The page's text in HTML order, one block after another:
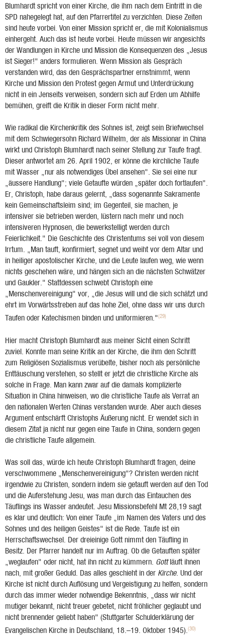
Blumhardt spricht von einer Kirche, die ihm nach dem Eintritt in die
SPD nahegelegt hat, auf den Pfarrertitel zu verzichten. Diese Zeiten
sind heute vorbei. Von einer Mission spricht er, die mit Kolonialismus
einhergeht. Auch das ist heute vorbei. Heute müssen wir angesichts
der Wandlungen in Kirche und Mission die Konsequenzen des „Jesus
ist Sieger!" anders formulieren. Wenn Mission als Gespräch
verstanden wird, das den Gesprächspartner ernstnimmt, wenn
Kirche und Mission den Protest gegen Armut und Unterdrückung
nicht in ein Jenseits verweisen, sondern sich auf Erden um Abhilfe
bemühen, greift die Kritik in dieser Form nicht mehr.
Wie radikal die Kirchenkritik des Sohnes ist, zeigt sein Briefwechsel
mit dem Schwiegersohn Richard Wilhelm, der als Missionar in China
wirkt und Christoph Blumhardt nach seiner Stellung zur Taufe fragt.
Dieser antwortet am 26. April 1902, er könne die kirchliche Taufe
mit Wasser „nur als notwendiges Übel ansehen". Sie sei eine nur
„äussere Handlung"; viele Getaufte würden „später doch fortlaufen".
Er, Christoph, habe daraus gelernt, „dass sogenannte Sakramente
kein Gemeinschaftsleim sind; im Gegenteil, sie machen, je
intensiver sie betrieben werden, lüstern nach mehr und noch
intensiveren Hypnosen, die bewerkstelligt werden durch
Feierlichkeit." Die Geschichte des Christentums sei voll von diesem
Irrtum. „Man tauft, konfirmiert, segnet und weiht vor dem Altar und
in heiliger apostolischer Kirche, und die Leute laufen weg, wie wenn
nichts geschehen wäre, und hängen sich an die nächsten Schwätzer
und Gaukler." Stattdessen schwebt Christoph eine
„Menschenvereinigung" vor, „die Jesus will und die sich schätzt und
ehrt im Vorwärtsstreben auf das hohe Ziel, ohne dass wir uns durch
Taufen oder Katechismen binden und uniformieren."(29)
Hier macht Christoph Blumhardt aus meiner Sicht einen Schritt
zuviel. Konnte man seine Kritik an der Kirche, die ihm den Schritt
zum Religiösen Sozialismus verübelte, bisher noch als persönliche
Enttäuschung verstehen, so stellt er jetzt die christliche Kirche als
solche in Frage. Man kann zwar auf die damals komplizierte
Situation in China hinweisen, wo die christliche Taufe als Verrat an
den nationalen Werten Chinas verstanden wurde. Aber auch dieses
Argument entschärft Christophs Äußerung nicht. Er wendet sich in
diesem Zitat ja nicht nur gegen eine Taufe in China, sondern gegen
die christliche Taufe allgemein.
Was soll das, würde ich heute Christoph Blumhardt fragen, deine
verschwommene „Menschenvereinigung"? Christen werden nicht
irgendwie zu Christen, sondern indem sie getauft werden auf den Tod
und die Auferstehung Jesu, was man durch das Eintauchen des
Täuflings ins Wasser andeutet. Jesu Missionsbefehl Mt 28,19 sagt
es klar und deutlich: Von einer Taufe „im Namen des Vaters und des
Sohnes und des heiligen Geistes" ist die Rede. Taufe ist ein
Herrschaftswechsel. Der dreieinige Gott nimmt den Täufling in
Besitz. Der Pfarrer handelt nur im Auftrag. Ob die Getauften später
„weglaufen" oder nicht, hat ihn nicht zu kümmern. Gottläuft ihnen
nach, mit großer Geduld. Das alles geschieht in der Kirche. Und der
Kirche ist nicht durch Auflösung und Vergeistigung zu helfen, sondern
durch das immer wieder notwendige Bekenntnis, „dass wir nicht
mutiger bekannt, nicht treuer gebetet, nicht fröhlicher geglaubt und
nicht brennender geliebt haben" (Stuttgarter Schulderklärung der
Evangelischen Kirche in Deutschland, 18.–19. Oktober 1945).(30)